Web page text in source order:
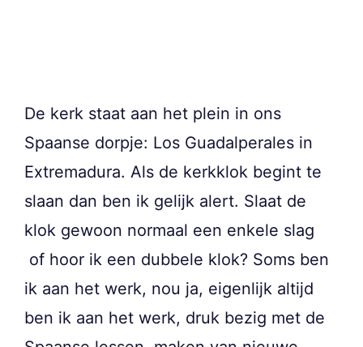
De kerk staat aan het plein in ons
Spaanse dorpje: Los Guadalperales in
Extremadura. Als de kerkklok begint te
slaan dan ben ik gelijk alert. Slaat de
klok gewoon normaal een enkele slag
of hoor ik een dubbele klok? Soms ben
ik aan het werk, nou ja, eigenlijk altijd
ben ik aan het werk, druk bezig met de